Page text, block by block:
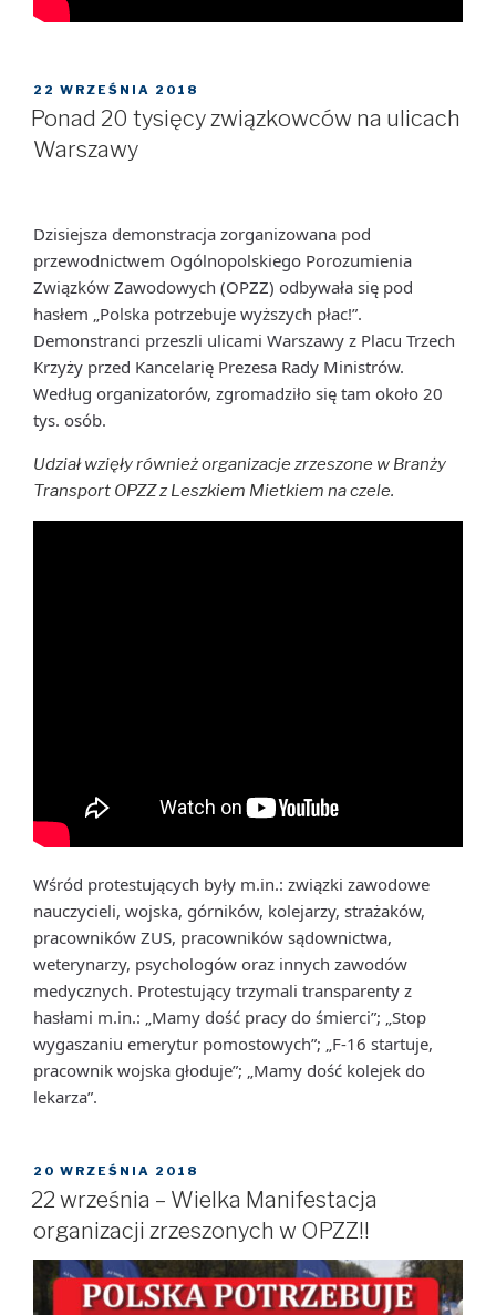
OPUBLIKOWANE
W
22 WRZEŚNIA 2018
Ponad 20 tysięcy związkowców na ulicach
Warszawy
Dzisiejsza demonstracja zorganizowana pod
przewodnictwem Ogólnopolskiego Porozumienia
Związków Zawodowych (OPZZ) odbywała się pod
hasłem „Polska potrzebuje wyższych płac!”.
Demonstranci przeszli ulicami Warszawy z Placu Trzech
Krzyży przed Kancelarię Prezesa Rady Ministrów.
Według organizatorów, zgromadziło się tam około 20
tys. osób.
Udział wzięły również organizacje zrzeszone w Branży
Transport OPZZ z Leszkiem Mietkiem na czele.
Wśród protestujących były m.in.: związki zawodowe
nauczycieli, wojska, górników, kolejarzy, strażaków,
pracowników ZUS, pracowników sądownictwa,
weterynarzy, psychologów oraz innych zawodów
medycznych. Protestujący trzymali transparenty z
hasłami m.in.: „Mamy dość pracy do śmierci”; „Stop
wygaszaniu emerytur pomostowych”; „F-16 startuje,
pracownik wojska głoduje”; „Mamy dość kolejek do
lekarza”.
OPUBLIKOWANE
W
20 WRZEŚNIA 2018
22 września – Wielka Manifestacja
organizacji zrzeszonych w OPZZ!!